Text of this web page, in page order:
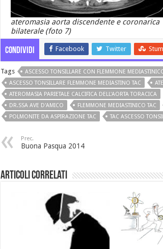
ateromasia aorta discendente e coronarica
bilaterale (foto 7)
Condividi Facebook Twitter
Tags
ASCESSO TONSILLARE CON FLEMMONE
ASCESSO TONSILLARE FLEMMONE MEDIASTINO TAC
ATEROMASIA PARIETALE CALCIFICA DELL'AORTA TORACICA
DR.SSA AVE D'AMICO
FLEMMONE MEDIASTINICO TAC
POLMONITE DA ASPIRAZIONE TAC
TAC ASCESSO
Prec.
Buona Pasqua 2014
Articoli Correlati